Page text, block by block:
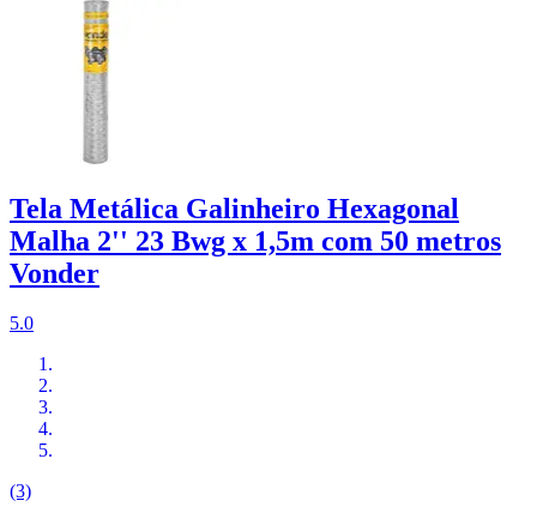
Tela Metálica Galinheiro Hexagonal
Malha 2'' 23 Bwg x 1,5m com 50 metros
Vonder
5.0
(3)